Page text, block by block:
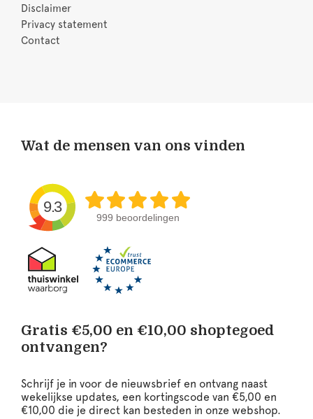
Disclaimer
Privacy statement
Contact
Wat de mensen van ons vinden
9.3
999 beoordelingen
Gratis €5,00 en €10,00 shoptegoed
ontvangen?
Schrijf je in voor de nieuwsbrief en ontvang naast
wekelijkse updates, een kortingscode van €5,00 en
€10,00 die je direct kan besteden in onze webshop.